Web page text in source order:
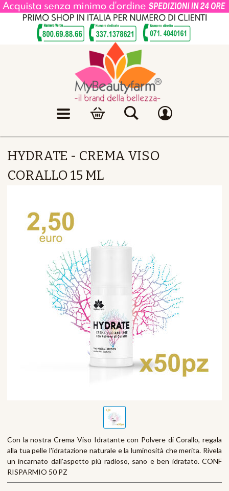
HYDRATE - CREMA VISO
CORALLO 15 ML
Con la nostra Crema Viso Idratante con Polvere di Corallo, regala
alla tua pelle l'idratazione naturale e la luminosità che merita. Rivela
un incarnato dall'aspetto più radioso, sano e ben idratato. CONF
RISPARMIO 50 PZ